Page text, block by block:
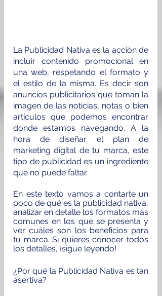
La Publicidad Nativa es la acción de
incluir contenido promocional en
una web, respetando el formato y
el estilo de la misma. Es decir son
anuncios publicitarios que toman la
imagen de las noticias, notas o bien
artículos que podemos encontrar
donde estamos navegando. A la
hora de diseñar el plan de
marketing digital de tu marca, este
tipo de publicidad es un ingrediente
que no puede faltar.
En este texto vamos a contarte un
poco de qué es la publicidad nativa,
analizar en detalle los formatos más
comunes en los que se presenta y
ver cuáles son los beneficios para
tu marca. Si quieres conocer todos
los detalles, ¡sigue leyendo!
¿Por qué la Publicidad Nativa es tan
asertiva?